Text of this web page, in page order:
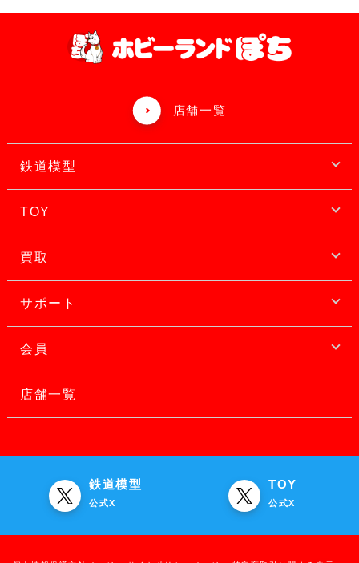
店舗一覧
鉄道模型
TOY
買取
サポート
会員
店舗一覧
鉄道模型
公式X
TOY
公式X